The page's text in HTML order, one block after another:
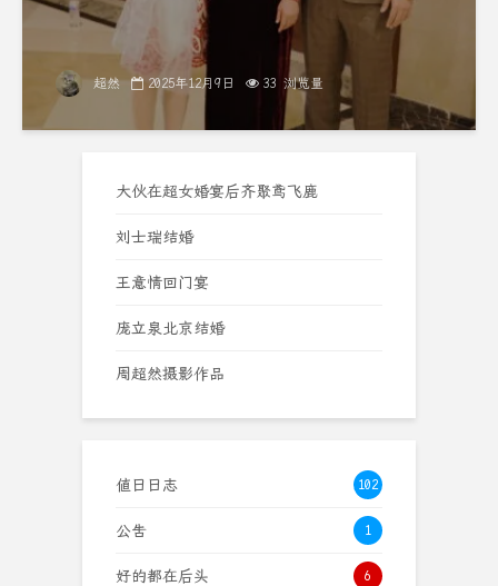
超然 2025年12月9日 33 浏览量
大伙在超女婚宴后齐聚鸢飞鹿
刘士瑞结婚
王意情回门宴
庞立泉北京结婚
周超然摄影作品
值日日志 102
公告 1
好的都在后头 6